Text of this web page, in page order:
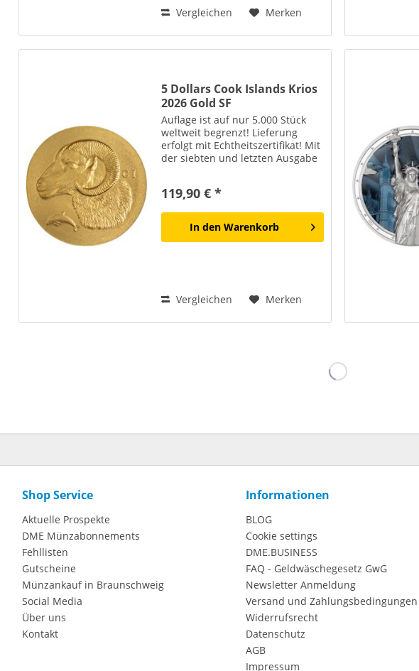
Vergleichen Merken
5 Dollars Cook Islands Krios
2026 Gold SF
Auflage ist auf nur 5.000 Stück
weltweit begrenzt! Lieferung
erfolgt mit Echtheitszertifikat! Mit
der siebten und letzten Ausgabe
Reise diesmal nach Delphi. Die
antike Kultstätte in...
119,90 € *
In den Warenkorb
Vergleichen Merken
Shop Service
Aktuelle Prospekte
DME Münzabonnements
Fehllisten
Gutscheine
Münzankauf in Braunschweig
Social Media
Über uns
Kontakt
Informationen
BLOG
Cookie settings
DME.BUSINESS
FAQ - Geldwäschegesetz GwG
Newsletter Anmeldung
Versand und Zahlungsbedingungen
Widerrufsrecht
Datenschutz
AGB
Impressum